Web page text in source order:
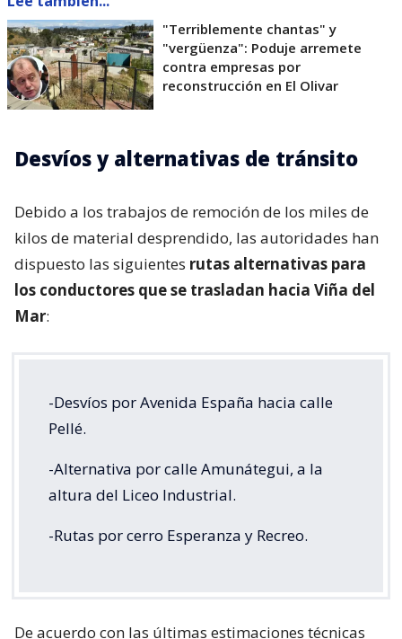
"Terriblemente chantas" y
"vergüenza": Poduje arremete
contra empresas por
reconstrucción en El Olivar
Desvíos y alternativas de tránsito
Debido a los trabajos de remoción de los miles de
kilos de material desprendido, las autoridades han
dispuesto las siguientes rutas alternativas para
los conductores que se trasladan hacia Viña del
Mar:
-Desvíos por Avenida España hacia calle
Pellé.
-Alternativa por calle Amunátegui, a la
altura del Liceo Industrial.
-Rutas por cerro Esperanza y Recreo.
De acuerdo con las últimas estimaciones técnicas